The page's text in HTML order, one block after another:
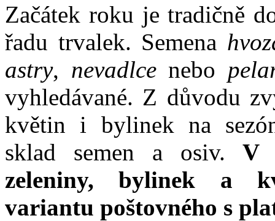
Začátek roku je tradičně
řadu trvalek. Semena
astry, nevadlcenebo
vyhledávané. Z důvodu
květin i bylinek na
sklad semen a osiv. V
zeleniny, bylinek a
variantu poštovného s